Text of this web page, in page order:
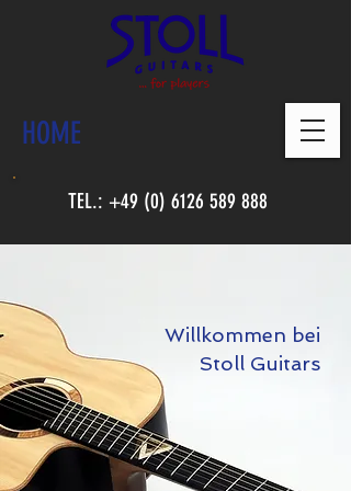
HOME
TEL.: +49 (0) 6126 589 888
Willkommen bei
Stoll Guitars